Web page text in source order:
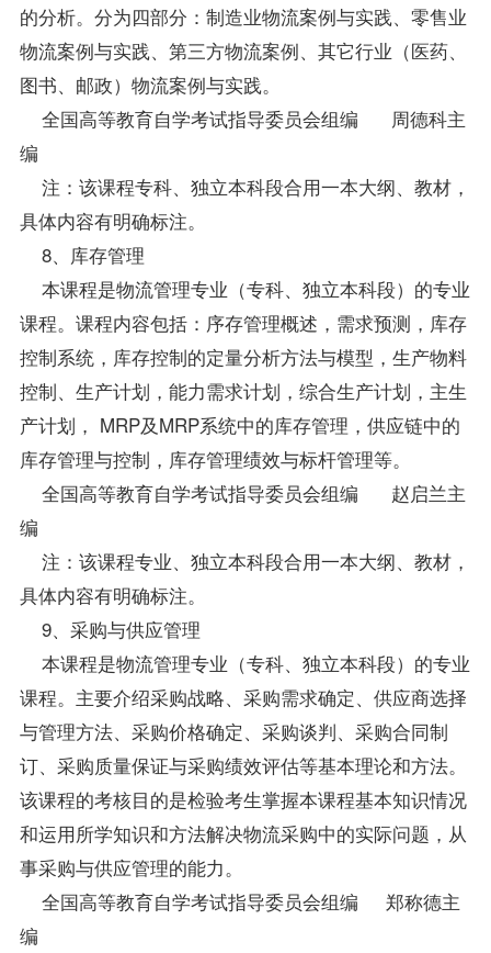
的分析。分为四部分：制造业物流案例与实践、零售业
物流案例与实践、第三方物流案例、其它行业（医药、
图书、邮政）物流案例与实践。
全国高等教育自学考试指导委员会组编 周德科主
编
注：该课程专科、独立本科段合用一本大纲、 教材，
具体内容有明确标注。
8、库存管理
本课程是物流管理专业（专科、独立本科段）的专业
课程。课程内容包括：序存管理概述，需求预测，库存
控制系统，库存控制的定量分析方法与模型，生产物料
控制、生产计划，能力需求计划，综合生产计划，主生
产计划， MRP及MRP系统中的库存管理，供应链中的
库存管理与控制，库存管理绩效与标杆管理等。
全国高等教育自学考试指导委员会组编 赵启兰主
编
注：该课程专业、独立本科段合用一本大纲、教材，
具体内容有明确标注。
9、采购与供应管理
本课程是物流管理专业（专科、独立本科段）的专业
课程。主要介绍采购战略、采购需求确定、供应商选择
与管理方法、采购价格确定、采购谈判、采购合同制
订、采购质量保证与采购绩效评估等基本理论和方法。
该课程的考核目的是检验考生掌握本课程基本知识情况
和运用所学知识和方法解决物流采购中的实际问题，从
事采购与供应管理的能力。
全国高等教育自学考试指导委员会组编 郑称德主
编